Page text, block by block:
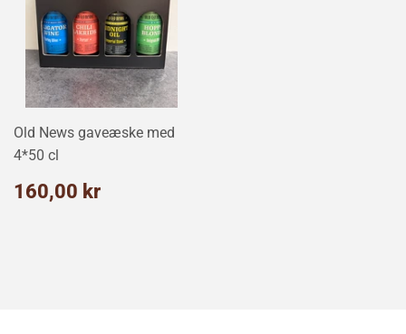
Old News gaveæske med
4*50 cl
Normalpris
160,00 kr